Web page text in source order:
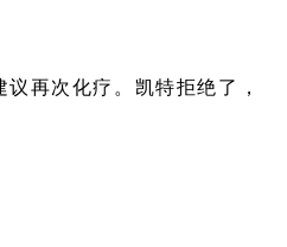
议再次化疗。凯特拒绝了，